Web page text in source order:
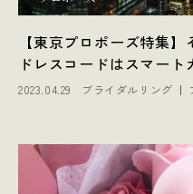
【東京プロポーズ特集
ドレスコードはスマート
2023.04.29 ブライダルリング